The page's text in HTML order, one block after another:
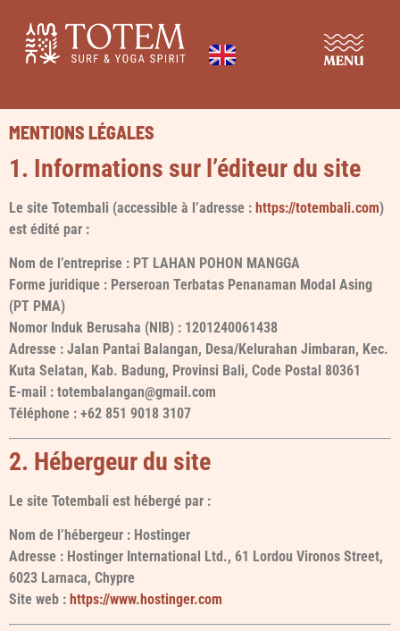
MENTIONS LÉGALES
1. Informations sur l’éditeur du site
Le site Totembali (accessible à l’adresse : https://totembali.com)
est édité par :
Nom de l’entreprise : PT LAHAN POHON MANGGA
Forme juridique : Perseroan Terbatas Penanaman Modal Asing
(PT PMA)
Nomor Induk Berusaha (NIB) : 1201240061438
Adresse : Jalan Pantai Balangan, Desa/Kelurahan Jimbaran, Kec.
Kuta Selatan, Kab. Badung, Provinsi Bali, Code Postal 80361
E-mail : totembalangan@gmail.com
Téléphone : +62 851 9018 3107
2. Hébergeur du site
Le site Totembali est hébergé par :
Nom de l’hébergeur : Hostinger
Adresse : Hostinger International Ltd., 61 Lordou Vironos Street,
6023 Larnaca, Chypre
Site web : https://www.hostinger.com